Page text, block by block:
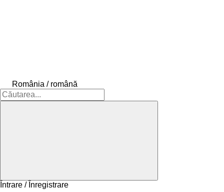
România / română
Întrare / Înregistrare